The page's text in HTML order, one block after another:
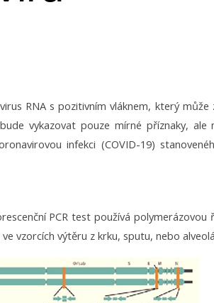
RNA s pozitivním vláknem, který
vykazovat pouze mírné příznaky,
infekci (COVID-19)
PCR test používá
ve vzorcích výtěru z krku, sputu, nebo